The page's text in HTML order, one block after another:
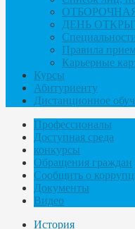
ДЕНЬ
Правила
Карьерные
Курсы
Абитуриенту
Дистанционное
Профессионалы
Доступная среда
конкурсы
Обращения граждан
Сообщить о
Документы
Видео
История